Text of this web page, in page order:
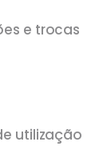
e trocas
utilização